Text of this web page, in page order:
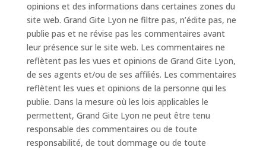
opinions et des informations dans certaines zones du
site web. Grand Gite Lyon ne filtre pas, n’édite pas, ne
publie pas et ne révise pas les commentaires avant
leur présence sur le site web. Les commentaires ne
reflètent pas les vues et opinions de Grand Gite Lyon,
de ses agents et/ou de ses affiliés. Les commentaires
reflètent les vues et opinions de la personne qui les
publie. Dans la mesure où les lois applicables le
permettent, Grand Gite Lyon ne peut être tenu
responsable des commentaires ou de toute
responsabilité, de tout dommage ou de toute